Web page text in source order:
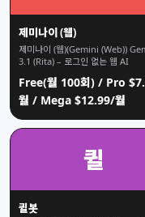
제미나이 (웹)
제미나이 (웹)(Gemini (Web))
3.1 (Rita) – 로그인 없는 웹 AI
Free(월 100회) / Pro
월 / Mega $12.99/월
퀼
퀼봇